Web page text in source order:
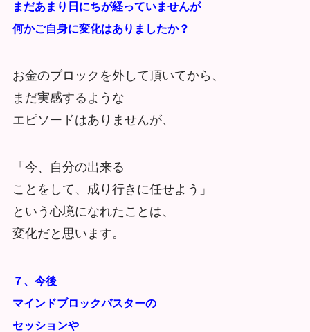
まだあまり日にちが経っていませんが
何かご自身に変化はありましたか？
お金のブロックを外して頂いてから、
まだ実感するような
エピソードはありませんが、
「今、自分の出来る
ことをして、成り行きに任せよう」
という心境になれたことは、
変化だと思います。
７、今後
マインドブロックバスターの
セッションや